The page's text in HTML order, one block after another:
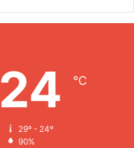
24 ℃
29º - 24º
90%